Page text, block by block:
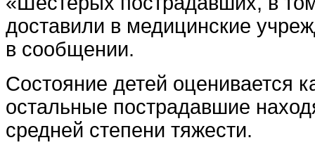
доставили в медицинские
в сообщении.
Состояние детей оценивается
остальные пострадавшие
средней степени тяжести.